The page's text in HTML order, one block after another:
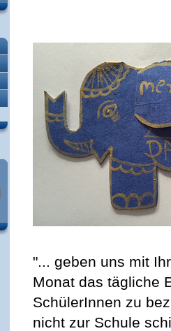
"... geben uns mit
Monat das tägliche
SchülerInnen zu
nicht zur Schule